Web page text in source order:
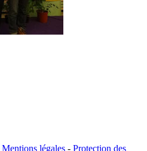
Mentions légales - Protection des